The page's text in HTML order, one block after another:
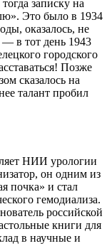
записку на
Это было в 1934
оказалось, не
— в тот день 1943
городского
Позже
сказалось на
талант пробил
НИИ урологии
он одним из
почка» и стал
гемодиализа.
российской
книги для
в научные и